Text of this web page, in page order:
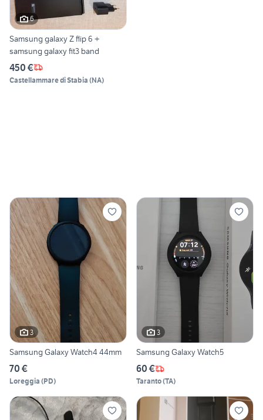
6
Samsung galaxy Z flip 6 +
samsung galaxy fit3 band
450 €
Castellammare di Stabia (NA)
3
Samsung Galaxy Watch4 44mm
70 €
Loreggia (PD)
3
Samsung Galaxy Watch5
60 €
Taranto(TA)